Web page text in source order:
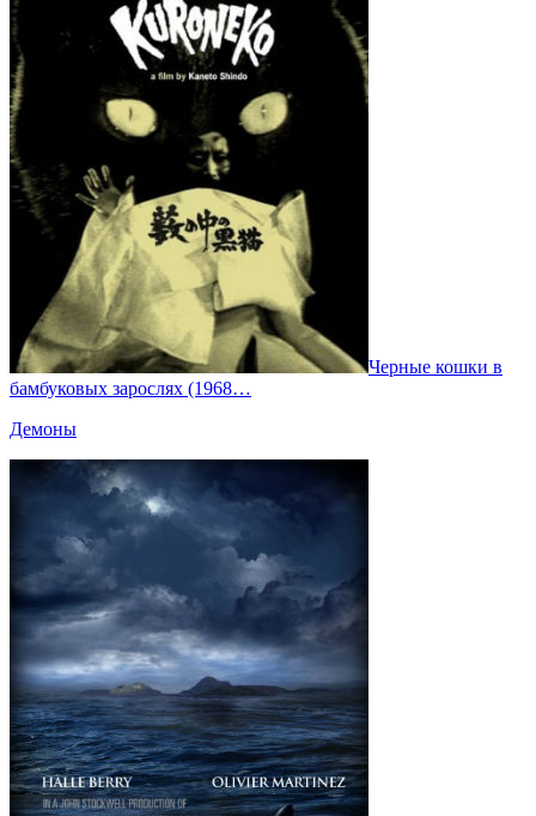
Черные кошки в
бамбуковых зарослях (1968…
Демоны